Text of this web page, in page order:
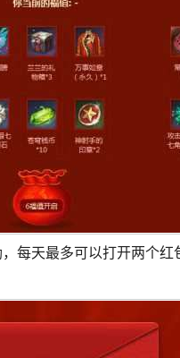
每天最多可以打开两个